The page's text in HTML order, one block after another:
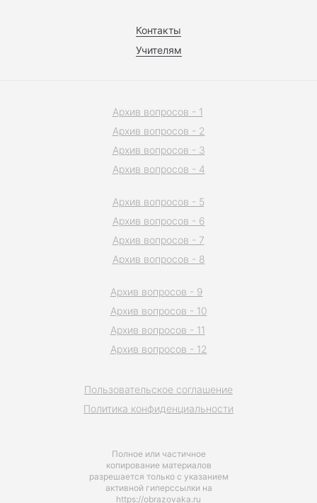
Контакты
Учителям
Полное или частичное
копирование материалов
разрешается только с указанием
активной гиперссылки на
https://obrazovaka.ru
Пользовательское соглашение
Политика конфиденциальности
Архив вопросов - 1
Архив вопросов - 2
Архив вопросов - 3
Архив вопросов - 4
Архив вопросов - 5
Архив вопросов - 6
Архив вопросов - 7
Архив вопросов - 8
Архив вопросов - 9
Архив вопросов - 10
Архив вопросов - 11
Архив вопросов - 12